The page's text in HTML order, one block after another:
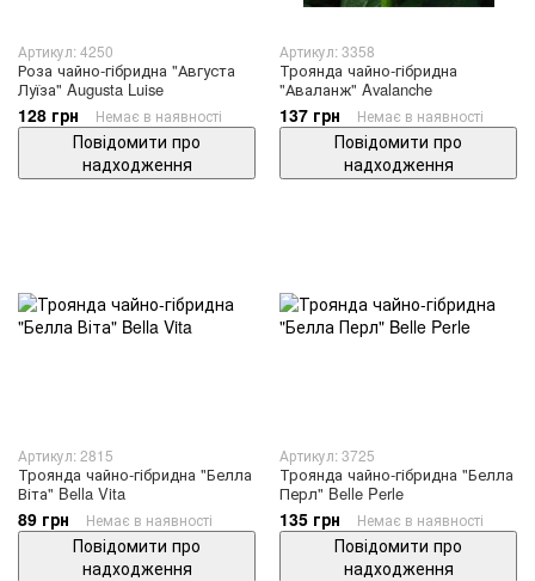
Артикул: 4250
Роза чайно-гібридна "Августа
Луїза" Augusta Luise
128 грн Немає в наявності
Повідомити про
надходження
Артикул: 3358
Троянда чайно-гібридна
"Аваланж" Avalanche
137 грн Немає в наявності
Повідомити про
надходження
Артикул: 2815
Троянда чайно-гібридна "Белла
Віта" Bella Vita
89 грн Немає в наявності
Повідомити про
надходження
Артикул: 3725
Троянда чайно-гібридна "Белла
Перл" Belle Perle
135 грн Немає в наявності
Повідомити про
надходження